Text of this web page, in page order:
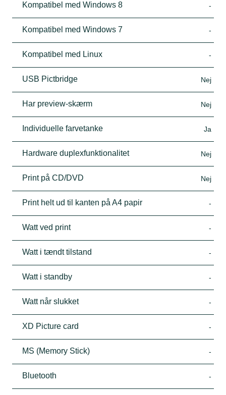
Kompatibel med Windows 8 -
Kompatibel med Windows 7 -
Kompatibel med Linux -
USB Pictbridge Nej
Har preview-skærm Nej
Individuelle farvetanke Ja
Hardware duplexfunktionalitet Nej
Print på CD/DVD Nej
Print helt ud til kanten på A4 papir -
Watt ved print -
Watt i tændt tilstand -
Watt i standby -
Watt når slukket -
XD Picture card -
MS (Memory Stick) -
Bluetooth -